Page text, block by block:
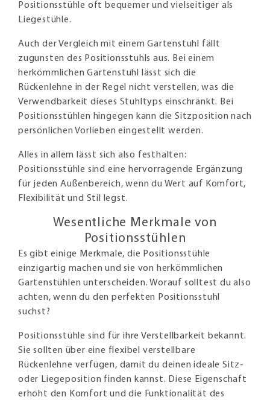
Positionsstühle oft bequemer und vielseitiger als
Liegestühle.
Auch der Vergleich mit einem Gartenstuhl fällt
zugunsten des Positionsstuhls aus. Bei einem
herkömmlichen Gartenstuhl lässt sich die
Rückenlehne in der Regel nicht verstellen, was die
Verwendbarkeit dieses Stuhltyps einschränkt. Bei
Positionsstühlen hingegen kann die Sitzposition nach
persönlichen Vorlieben eingestellt werden.
Alles in allem lässt sich also festhalten:
Positionsstühle sind eine hervorragende Ergänzung
für jeden Außenbereich, wenn du Wert auf Komfort,
Flexibilität und Stil legst.
Wesentliche Merkmale von
Positionsstühlen
Es gibt einige Merkmale, die Positionsstühle
einzigartig machen und sie von herkömmlichen
Gartenstühlen unterscheiden. Worauf solltest du also
achten, wenn du den perfekten Positionsstuhl
suchst?
Positionsstühle sind für ihre Verstellbarkeit bekannt.
Sie sollten über eine flexibel verstellbare
Rückenlehne verfügen, damit du deinen ideale Sitz-
oder Liegeposition finden kannst. Diese Eigenschaft
erhöht den Komfort und die Funktionalität des